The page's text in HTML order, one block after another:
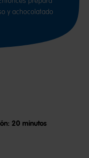
y achocolatado
20 minutos